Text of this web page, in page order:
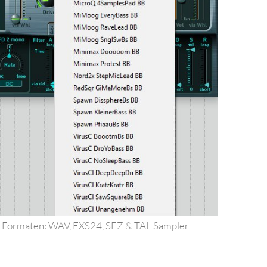
WAV, EXS24, SFZ & TAL Sampler